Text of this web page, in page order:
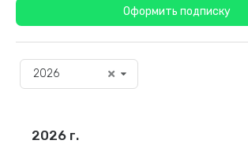
Оформить подписку
2026
2026 г.